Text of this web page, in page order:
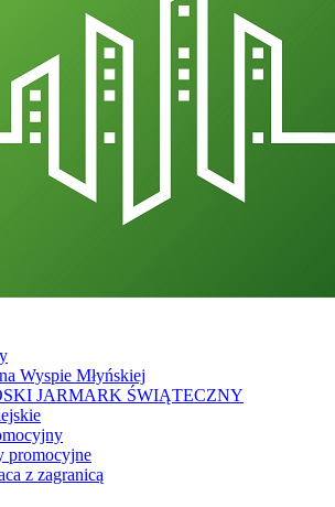
Wyspie Młyńskiej
JARMARK ŚWIĄTECZNY
promocyjne
z zagranicą